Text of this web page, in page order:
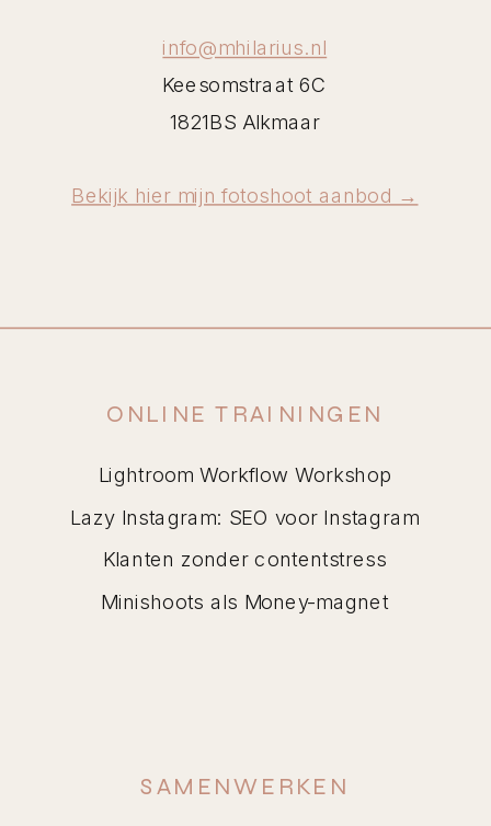
ONLINE TRAININGEN
Lightroom Workflow Workshop
Klanten zonder contentstress
Lazy Instagram: SEO voor Instagram
Minishoots als Money-magnet
SAMENWERKEN
info@mhilarius.nl
Keesomstraat 6C
1821BS Alkmaar
Bekijk hier mijn fotoshoot aanbod →